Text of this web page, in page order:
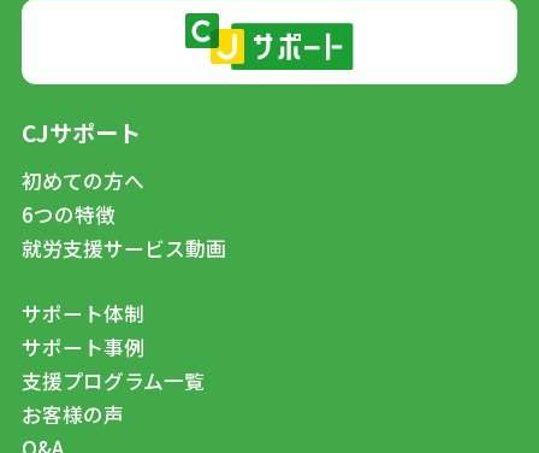
CJサポート
初めての方へ
6つの特徴
就労支援サービス動画
サポート体制
サポート事例
支援プログラム一覧
お客様の声